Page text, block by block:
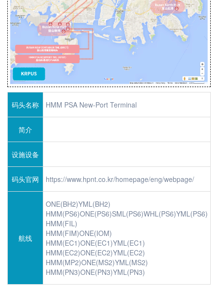
分析报告
码头集锦
码头名称 HMM PSA New-Port Terminal
简介
设施设备
码头官网 https://www.hpnt.co.kr/homepage/eng/webpage/
航线
ONE(BH2)YML(BH2)
HMM(PS6)ONE(PS6)SML(PS6)WHL(PS6)YML(PS6)
HMM(FIL)
HMM(FIM)ONE(IOM)
HMM(EC1)ONE(EC1)YML(EC1)
HMM(EC2)ONE(EC2)YML(EC2)
HMM(MP2)ONE(MS2)YML(MS2)
HMM(PN3)ONE(PN3)YML(PN3)